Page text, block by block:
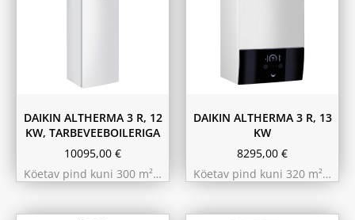
230L
DAIKIN ALTHERMA 3 R, 12
KW, TARBEVEEBOILERIGA
10095,00 €
Köetav pind kuni 300 m²…
DAIKIN ALTHERMA 3 R, 13
KW
8295,00 €
Köetav pind kuni 320 m²…